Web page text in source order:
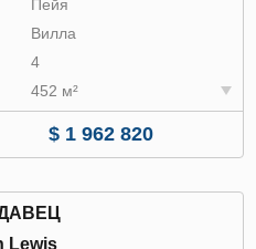
Пейя
Вилла
4
452 м²
$ 1 962 820
Lewis